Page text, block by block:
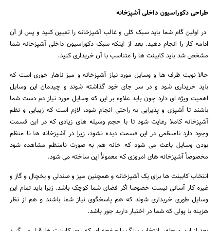
جستجو
طراحی دکوراسیون داخلی آشپزخانه
در اولین گام شما باید سبک کلی و غالب آشپزخانه را تعیین کنید و پس از آن
ادامه کار را انجام دهید. بعد از اینکه سبک دکوراسیون داخلی آشپزخانه شما
مشخص شد باید کابینت ها را متناسب با آن خریداری کنید.
حالا نوبت ظرف ها و وسایل مورد نیاز آشپزخانه و میز ناهار خوری است که
باید خریداری شود و در سر جای خود گذاشته شوند و چیدمان این وسایل
اهمیت ویژه ای دارد چون باید علاوه بر این که وسایل مورد نیاز دم دست شما
باشند تا آشپزی و پذیرایی به راحتی انجام شود، لازم است که زیبایی و نظم
آشپزخانه کاملا رعایت شود تا با حجم وسیله های زیادی که در این قسمت
وجود دارد نامنظمی در این قسمت دیده نشود، زیرا در آشپزخانه ها نا منظم
بودن وسایل باعث می شود که خانه هم به صورت نامنظم مشاهده شود
مخصوصاً آشپزخانه های امروزی که معمولاً اپن ساخته می شود.
انتخاب کابینت ها برای یک آشپزخانه و همچنین میز و صندلی و یخچال و گاز و
غیره کار آسانی نیست خصوصا اگر فضای شما کوچک باشد. زیرا باید تمام این
وسایل طوری خریداری شوند که هم پاسخگوی نیاز شما باشند و هم از نظر
هزینه با پولی که شما در اختیار دارید جور باشد.